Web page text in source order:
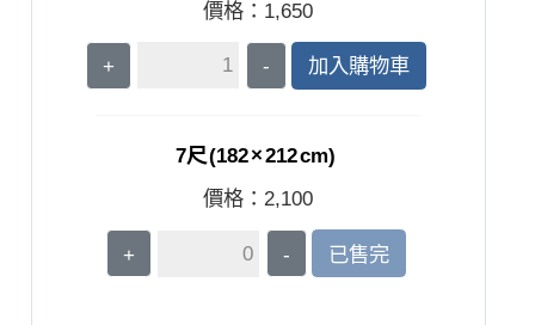
價格： 1,650
+ - 加入購物車
7尺 (182 × 212 cm)
價格： 2,100
+ - 已售完